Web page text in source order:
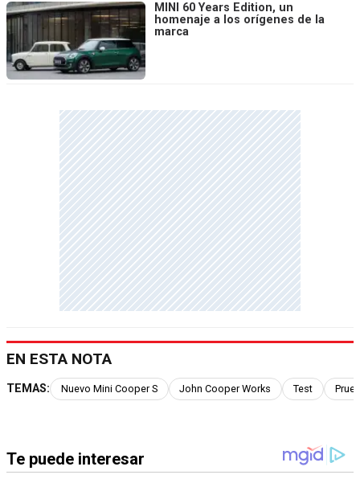
MINI 60 Years Edition, un
homenaje a los orígenes de la
marca
EN ESTA NOTA
TEMAS: Nuevo Mini Cooper S John Cooper Works Test